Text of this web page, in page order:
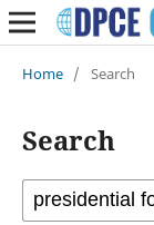
Home / Search
Search